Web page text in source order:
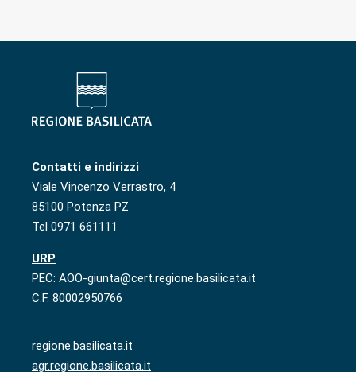
Contatti e indirizzi
Viale Vincenzo Verrastro, 4
85100 Potenza PZ
Tel 0971 661111
URP
PEC: AOO-giunta@cert.regione.basilicata.it
C.F. 80002950766
regione.basilicata.it
agr.regione.basilicata.it